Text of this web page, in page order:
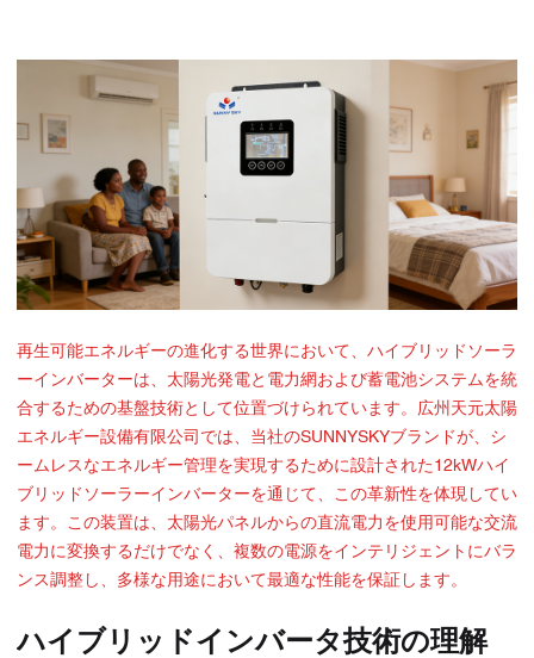
再生可能エネルギーの進化する世界において、ハイブリッドソーラ
ーインバーターは、太陽光発電と電力網および蓄電池システムを統
合するための基盤技術として位置づけられています。広州天元太陽
エネルギー設備有限公司では、当社のSUNNYSKYブランドが、シ
ームレスなエネルギー管理を実現するために設計された12kWハイ
ブリッドソーラーインバーターを通じて、この革新性を体現してい
ます。この装置は、太陽光パネルからの直流電力を使用可能な交流
電力に変換するだけでなく、複数の電源をインテリジェントにバラ
ンス調整し、多様な用途において最適な性能を保証します。
ハイブリッドインバータ技術の理解